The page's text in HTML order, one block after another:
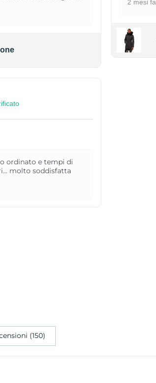
ordinato e tempi di
molto soddisfatta
2 mesi fa
(150)